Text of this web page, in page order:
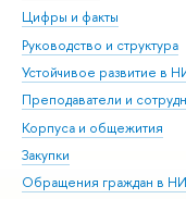
Цифры и факты
Руководство и структура
Устойчивое развитие в
Преподаватели и
Корпуса и общежития
Закупки
Обращения граждан в